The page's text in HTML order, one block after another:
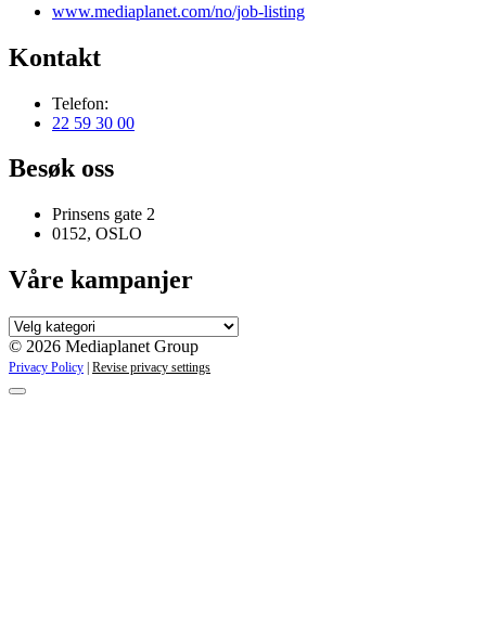
www.mediaplanet.com/no/job-listing
Kontakt
Telefon:
22 59 30 00
Besøk oss
Prinsens gate 2
0152, OSLO
Våre kampanjer
Våre
kampanjer
© 2026 Mediaplanet Group
Privacy Policy Revise privacy settings